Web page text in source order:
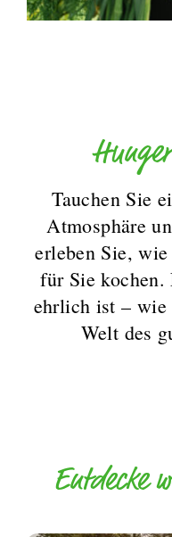
Tauchen Sie
Atmosphäre
erleben Sie,
für Sie kochen.
ehrlich ist – wie
Welt des
Entdecke